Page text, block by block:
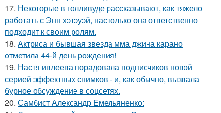
17. Некоторые в голливуде рассказывают, как тяжело
работать с Энн хэтэуэй, настолько она ответственно
подходит к своим ролям.
18. Актриса и бывшая звезда мма джина карано
отметила 44-й день рождения!
19. Настя ивлеева порадовала подписчиков новой
серией эффектных снимков - и, как обычно, вызвала
бурное обсуждение в соцсетях.
20. Самбист Александр Емельяненко: